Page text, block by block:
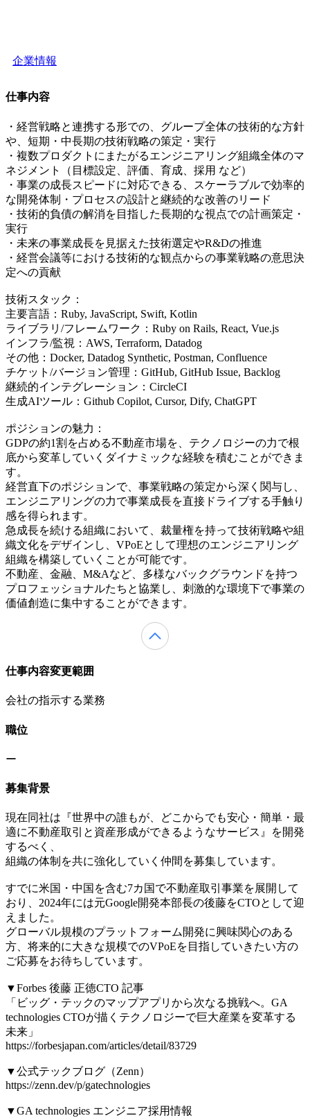
企業情報
仕事内容
・経営戦略と連携する形での、グループ全体の技術的な方針
や、短期・中長期の技術戦略の策定・実行
・複数プロダクトにまたがるエンジニアリング組織全体のマ
ネジメント（目標設定、評価、育成、採用 など）
・事業の成長スピードに対応できる、スケーラブルで効率的
な開発体制・プロセスの設計と継続的な改善のリード
・技術的負債の解消を目指した長期的な視点での計画策定・
実行
・未来の事業成長を見据えた技術選定やR&Dの推進
・経営会議等における技術的な観点からの事業戦略の意思決
定への貢献
技術スタック：
主要言語：Ruby, JavaScript, Swift, Kotlin
ライブラリ/フレームワーク：Ruby on Rails, React, Vue.js
インフラ/監視：AWS, Terraform, Datadog
その他：Docker, Datadog Synthetic, Postman, Confluence
チケット/バージョン管理：GitHub, GitHub Issue, Backlog
継続的インテグレーション：CircleCI
生成AIツール：Github Copilot, Cursor, Dify, ChatGPT
ポジションの魅力：
GDPの約1割を占める不動産市場を、テクノロジーの力で根
底から変革していくダイナミックな経験を積むことができま
す。
経営直下のポジションで、事業戦略の策定から深く関与し、
エンジニアリングの力で事業成長を直接ドライブする手触り
感を得られます。
急成長を続ける組織において、裁量権を持って技術戦略や組
織文化をデザインし、VPoEとして理想のエンジニアリング
組織を構築していくことが可能です。
不動産、金融、M&Aなど、多様なバックグラウンドを持つ
プロフェッショナルたちと協業し、刺激的な環境下で事業の
価値創造に集中することができます。
仕事内容変更範囲
会社の指示する業務
職位
ー
募集背景
現在同社は『世界中の誰もが、どこからでも安心・簡単・最
適に不動産取引と資産形成ができるようなサービス』を開発
するべく、
組織の体制を共に強化していく仲間を募集しています。
すでに米国・中国を含む7カ国で不動産取引事業を展開して
おり、2024年には元Google開発本部長の後藤をCTOとして迎
えました。
グローバル規模のプラットフォーム開発に興味関心のある
方、将来的に大きな規模でのVPoEを目指していきたい方の
ご応募をお待ちしています。
▼Forbes 後藤 正徳CTO 記事
「ビッグ・テックのマップアプリから次なる挑戦へ。GA
technologies CTOが描くテクノロジーで巨大産業を変革する
未来」
https://forbesjapan.com/articles/detail/83729
▼公式テックブログ（Zenn）
https://zenn.dev/p/gatechnologies
▼GA technologies エンジニア採用情報